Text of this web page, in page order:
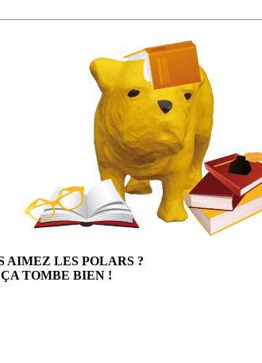
AIMEZ LES POLARS ?
ÇA TOMBE BIEN !